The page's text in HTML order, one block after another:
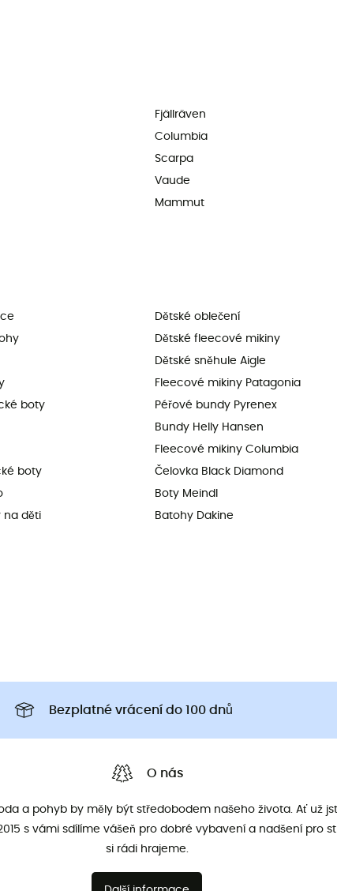
Fjällräven
Columbia
Scarpa
Vaude
Mammut
boty
boty
na děti
Dětské oblečení
Dětské fleecové mikiny
Dětské sněhule Aigle
Fleecové mikiny Patagonia
Péřové bundy Pyrenex
Bundy Helly Hansen
Fleecové mikiny Columbia
Čelovka Black Diamond
Boty Meindl
Batohy Dakine
Bezplatné vrácení do 100 dnů
O nás
a pohyb by měly být středobodem našeho života. Ať už
s vámi sdílíme vášeň pro dobré vybavení a nadšení pro
si rádi hrajeme.